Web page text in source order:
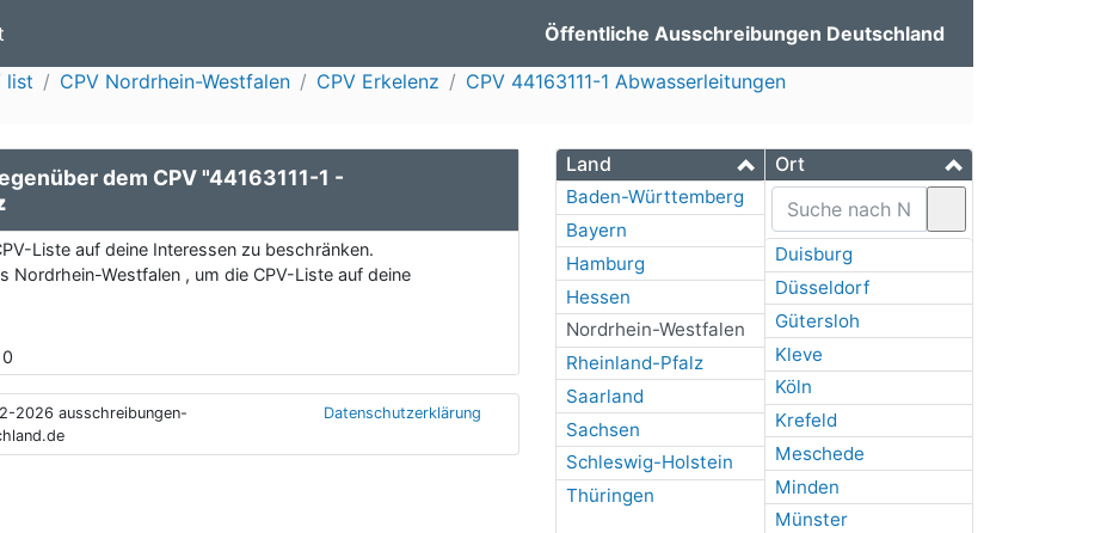
Öffentliche Ausschreibungen Deutschland
list CPV Nordrhein-Westfalen CPV Erkelenz
CPV 44163111-1 Abwasserleitungen
Land
Baden-Württemberg
Bayern
Hamburg
Hessen
Nordrhein-Westfalen
Rheinland-Pfalz
Saarland
Sachsen
Schleswig-Holstein
Thüringen
Ort
Duisburg
Düsseldorf
Gütersloh
Kleve
Köln
Krefeld
Meschede
Minden
Münster
dem CPV "44163111-1 -
Liste auf deine Interessen zu beschränken.
Nordrhein-Westfalen , um die CPV-Liste auf deine
0
2026 ausschreibungen-
Datenschutzerklärung